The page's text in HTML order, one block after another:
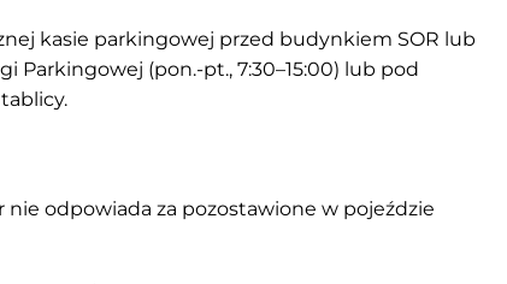
kasie parkingowej przed budynkiem SOR lub
Parkingowej (pon.-pt., 7:30–15:00) lub pod
nie odpowiada za pozostawione w pojeździe